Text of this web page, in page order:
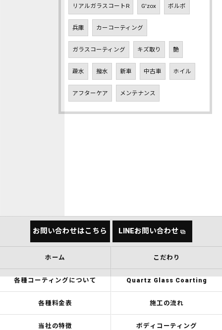
リアルガラスコートR G'zox ボルボ
兵庫 カーコーティング
ガラスコーティング キズ取り 艶
疎水 撥水 新車 中古車 ホイル
アフターケア メンテナンス
お問い合わせはこちら LINEお問い合わせ
ホーム こだわり
各種コーティングについて Quartz Glass Coarting
各種料金表 施工の流れ
当社の特徴 ボディコーティング